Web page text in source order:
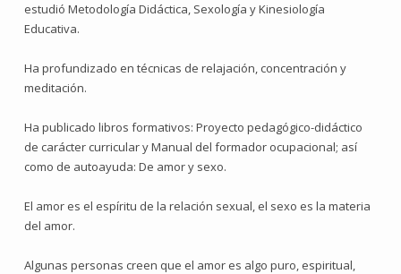
estudió Metodología Didáctica, Sexología y Kinesiología
Educativa.
Ha profundizado en técnicas de relajación, concentración y
meditación.
Ha publicado libros formativos: Proyecto pedagógico-didáctico
de carácter curricular y Manual del formador ocupacional; así
como de autoayuda: De amor y sexo.
El amor es el espíritu de la relación sexual, el sexo es la materia
del amor.
Algunas personas creen que el amor es algo puro, espiritual,